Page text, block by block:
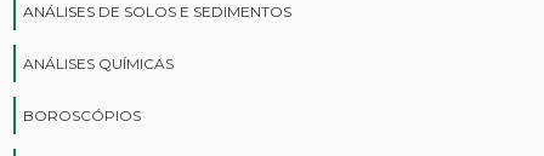
ANÁLISES DE SOLOS E SEDIMENTOS
ANÁLISES QUÍMICAS
BOROSCÓPIOS